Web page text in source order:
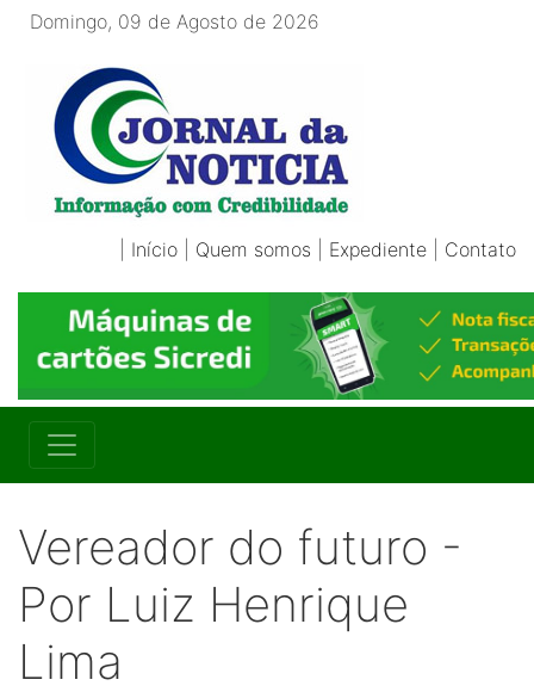
Domingo, 09 de Agosto de 2026
Início Quem somos Expediente Contato
Vereador do futuro -
Por Luiz Henrique
Lima